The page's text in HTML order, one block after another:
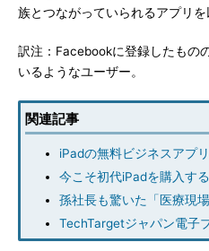
族とつながっていられるアプリを
訳注：Facebookに登録したもの
いるようなユーザー。
関連記事
iPadの無料ビジネスアプ
今こそ初代iPadを購入す
孫社長も驚いた「医療現
TechTargetジャパン電子